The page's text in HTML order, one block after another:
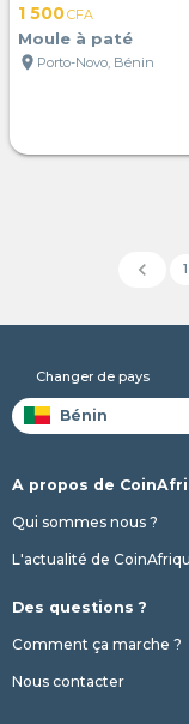
1 500CFA
Moule à paté
location_on Porto-Novo, Bénin
chevron_left 1
Changer de pays
A propos de
Qui sommes nous ?
L'actualité de
Des questions ?
Comment ça marche ?
Nous contacter